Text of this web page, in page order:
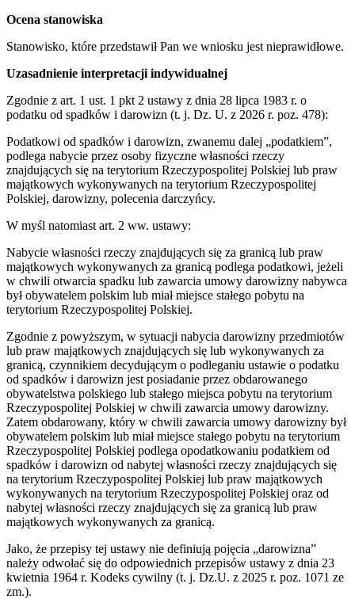
Ocena stanowiska
Stanowisko, które przedstawił Pan we wniosku jest nieprawidłowe.
Uzasadnienie interpretacji indywidualnej
Zgodnie z art. 1 ust. 1 pkt 2 ustawy z dnia 28 lipca 1983 r. o
podatku od spadków i darowizn (t. j. Dz. U. z 2026 r. poz. 478):
Podatkowi od spadków i darowizn, zwanemu dalej „podatkiem”,
podlega nabycie przez osoby fizyczne własności rzeczy
znajdujących się na terytorium Rzeczypospolitej Polskiej lub praw
majątkowych wykonywanych na terytorium Rzeczypospolitej
Polskiej, darowizny, polecenia darczyńcy.
W myśl natomiast art. 2 ww. ustawy:
Nabycie własności rzeczy znajdujących się za granicą lub praw
majątkowych wykonywanych za granicą podlega podatkowi, jeżeli
w chwili otwarcia spadku lub zawarcia umowy darowizny nabywca
był obywatelem polskim lub miał miejsce stałego pobytu na
terytorium Rzeczypospolitej Polskiej.
Zgodnie z powyższym, w sytuacji nabycia darowizny przedmiotów
lub praw majątkowych znajdujących się lub wykonywanych za
granicą, czynnikiem decydującym o podleganiu ustawie o podatku
od spadków i darowizn jest posiadanie przez obdarowanego
obywatelstwa polskiego lub stałego miejsca pobytu na terytorium
Rzeczypospolitej Polskiej w chwili zawarcia umowy darowizny.
Zatem obdarowany, który w chwili zawarcia umowy darowizny był
obywatelem polskim lub miał miejsce stałego pobytu na terytorium
Rzeczypospolitej Polskiej podlega opodatkowaniu podatkiem od
spadków i darowizn od nabytej własności rzeczy znajdujących się
na terytorium Rzeczypospolitej Polskiej lub praw majątkowych
wykonywanych na terytorium Rzeczypospolitej Polskiej oraz od
nabytej własności rzeczy znajdujących się za granicą lub praw
majątkowych wykonywanych za granicą.
Jako, że przepisy tej ustawy nie definiują pojęcia „darowizna”
należy odwołać się do odpowiednich przepisów ustawy z dnia 23
kwietnia 1964 r. Kodeks cywilny (t. j. Dz.U. z 2025 r. poz. 1071 ze
zm.).